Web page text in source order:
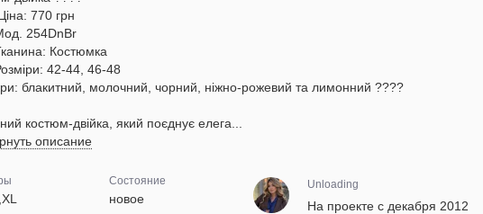
770 грн
254DnBr
Костюмка
42-44, 46-48
блакитний, молочний, чорний, ніжно-рожевий та лимонний ????
костюм-двійка, який поєднує елега...
описание
Состояние
новое
Unloading
На проекте с декабря 2012